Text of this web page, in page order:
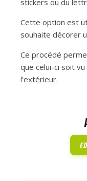
stickers ou du
Cette option est
souhaite décorer
Ce procédé
que celui-ci soit
l’extérieur.